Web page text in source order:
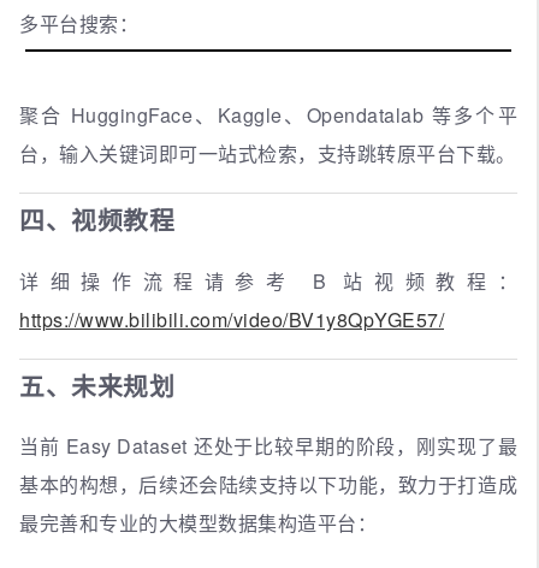
多平台搜索：
聚合 HuggingFace、Kaggle、Opendatalab 等多个平
台，输入关键词即可一站式检索，支持跳转原平台下载。
四、视频教程
详细操作流程请参考 B 站视频教程：
https://www.bilibili.com/video/BV1y8QpYGE57/
五、未来规划
当前 Easy Dataset 还处于比较早期的阶段，刚实现了最
基本的构想，后续还会陆续支持以下功能，致力于打造成
最完善和专业的大模型数据集构造平台：